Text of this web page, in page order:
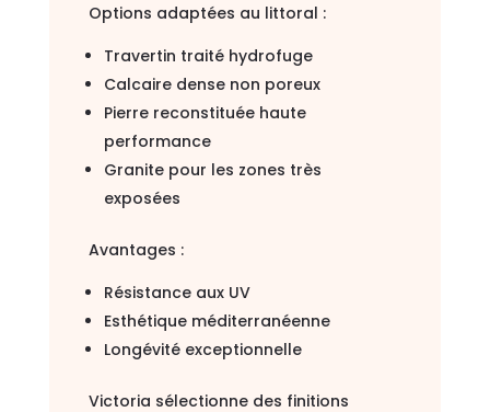
Options adaptées au littoral :
Travertin traité hydrofuge
Calcaire dense non poreux
Pierre reconstituée haute
performance
Granite pour les zones très
exposées
Avantages :
Résistance aux UV
Esthétique méditerranéenne
Longévité exceptionnelle
Victoria sélectionne des finitions